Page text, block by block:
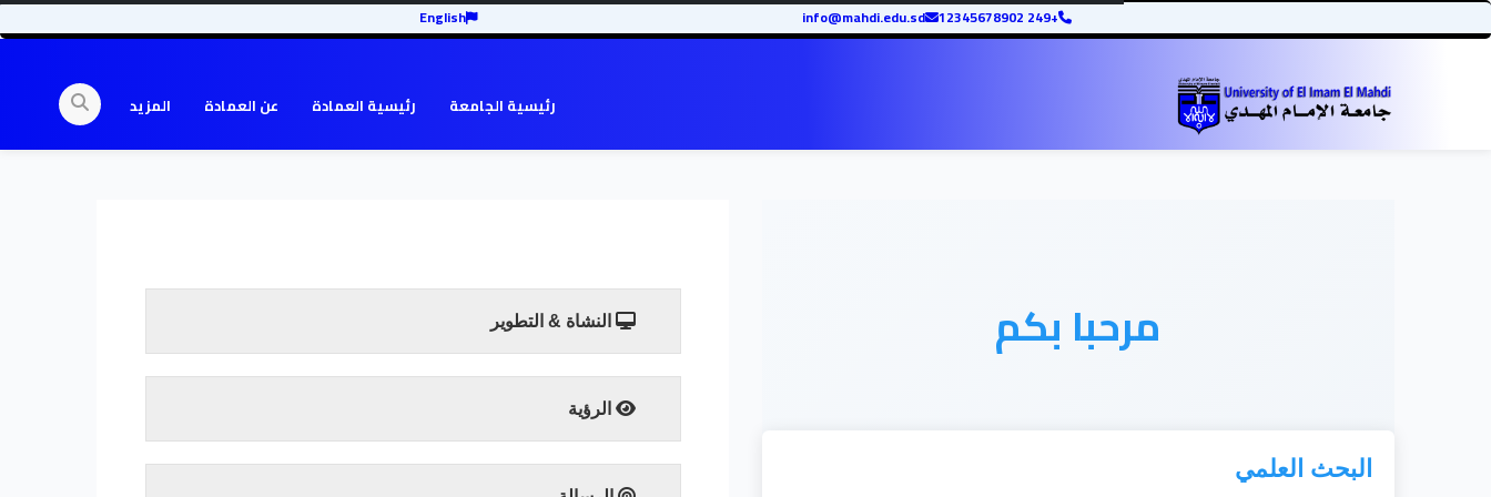
+249 12345678902
info@mahdi.edu.sd
English
رئيسية الجامعة رئيسية العمادة عن العمادة المزيد
مرحبا بكم
البحث العلمي
النشاة & التطوير
إقرأ المزيد
الرؤية
تحقيق التطور العلمي للجامعة محليا وإقليميا ودوليا.